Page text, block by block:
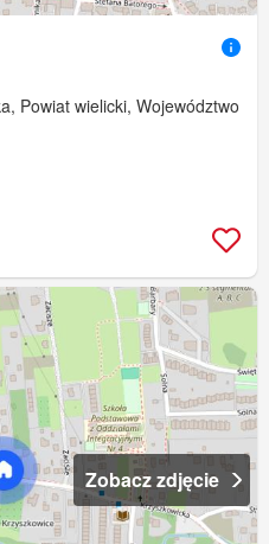
Powiat wielicki, Województwo
Zobacz zdjęcie